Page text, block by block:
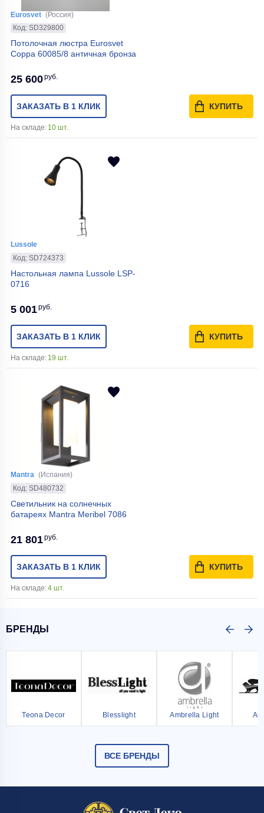
Eurosvet (Россия)
Код: SD329800
Потолочная люстра Eurosvet
Coppa 60085/8 античная бронза
25 600руб.
ЗАКАЗАТЬ В 1 КЛИК КУПИТЬ
На складе: 10 шт.
Lussole
Код: SD724373
Настольная лампа Lussole LSP-
0716
5 001руб.
ЗАКАЗАТЬ В 1 КЛИК КУПИТЬ
На складе: 19 шт.
Mantra (Испания)
Код: SD480732
Светильник на солнечных
батареях Mantra Meribel 7086
21 801руб.
ЗАКАЗАТЬ В 1 КЛИК КУПИТЬ
На складе:4 шт.
БРЕНДЫ
Teona Decor Blesslight Ambrella Light
ВСЕ БРЕНДЫ